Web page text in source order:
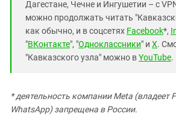
Дагестане, Чечне и Ингушетии – с
можно продолжать читать
как обычно, и в соцсетях Facebook*,
"ВКонтакте", "Одноклассники" и X.
"Кавказского узла" можно вYouTube.
* деятельность компании Meta (владеет
WhatsApp) запрещена в России.